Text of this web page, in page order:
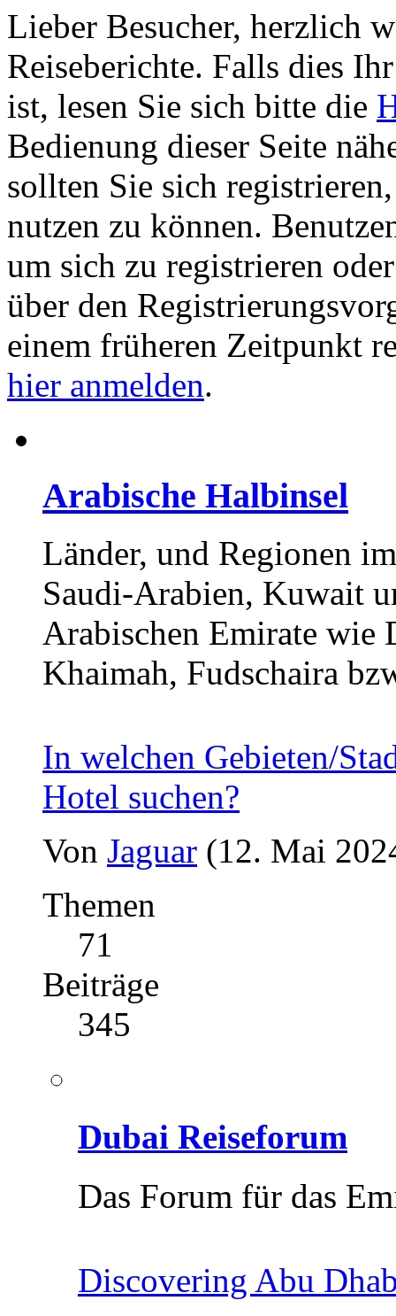
Lieber Besucher, herzlich
Reiseberichte. Falls dies
ist, lesen Sie sich bitte die
Bedienung dieser Seite
sollten Sie sich
nutzen zu können.
um sich zu registrieren
über den
einem früheren Zeitpunkt
hier anmelden.
Arabische Halbinsel
Länder, und Regionen
Saudi-Arabien, Kuwait
Arabischen Emirate wie
Khaimah, Fudschaira
In welchen Gebieten/
Hotel suchen?
Von Jaguar (12. Mai
Themen
71
Beiträge
345
Dubai Reiseforum
Das Forum für das
Discovering Abu